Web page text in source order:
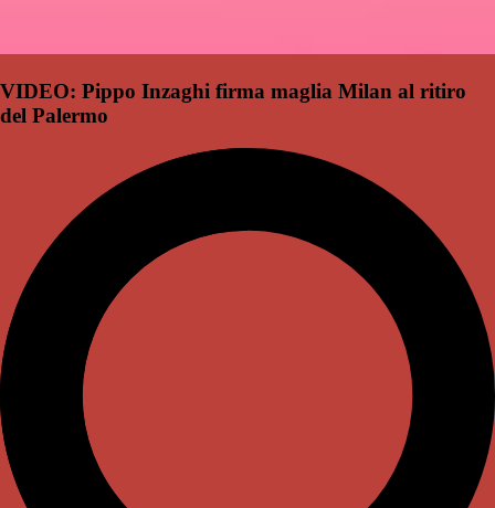
VIDEO: Pippo Inzaghi firma maglia Milan al ritiro
del Palermo